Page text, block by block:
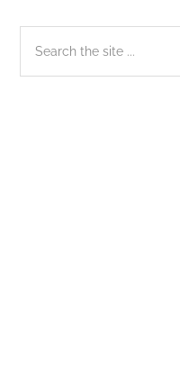
Sidebar
chính
the